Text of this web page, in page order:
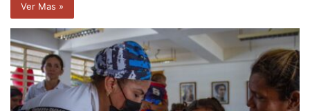
Ver Mas »